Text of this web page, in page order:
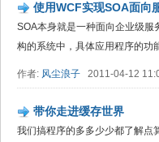
使用WCF实现SOA面
SOA本身就是一种面向企业级
构的系统中，具体应用程序的功
作者: 风尘浪子 2011-04-12
带你走进缓存世界
我们搞程序的多多少少都了解点